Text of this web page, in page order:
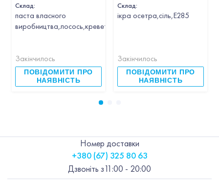
Склад:
паста власного
Закінчилось
ПОВІДОМИТИ ПРО
НАЯВНІСТЬ
Склад:
ікра осетра,сіль,Е285
Закінчилось
ПОВІДОМИТИ ПРО
НАЯВНІСТЬ
Номер доставки
+380 (67) 325 80 63
Дзвоніть з11:00 - 20:00